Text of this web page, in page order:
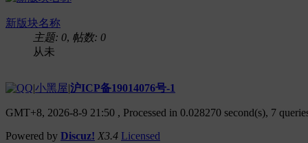
新版块名称
主题: 0, 帖数: 0
从未
|小黑屋|沪ICP备19014076号-1
GMT+8, 2026-8-9 21:50 , Processed in 0.028270 second(s), 7
Powered by Discuz! X3.4 Licensed